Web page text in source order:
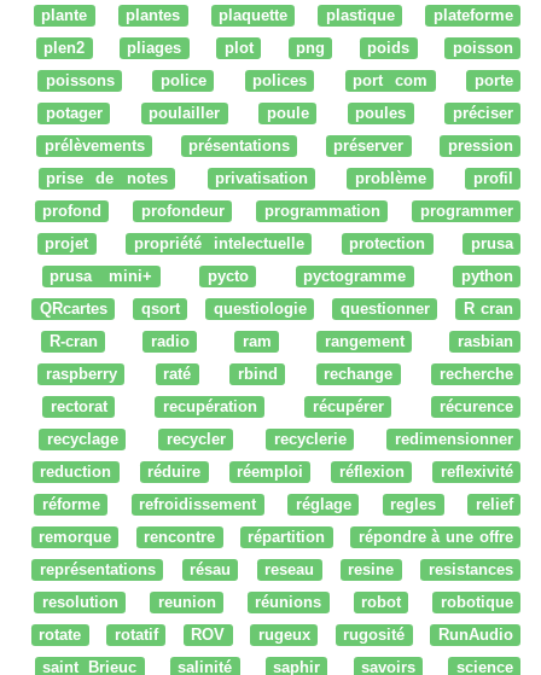
plante
plantes plaquette plastique
plateforme
plen2
pliages plot png poids
poisson
poissons
police polices port com
porte
potager
poulailler poule poules
préciser
prélèvements
présentations préserver
pression
prise de notes
privatisation problème
profil
profond
profondeur programmation
programmer
projet
propriété intelectuelle protection
prusa
prusa mini+
pycto pyctogramme
python
QRcartes
qsort questiologie questionner
R cran
R-cran
radio ram rangement
rasbian
raspberry
raté rbind rechange
recherche
rectorat
recupération récupérer
récurence
recyclage
recycler recyclerie
redimensionner
reduction
réduire réemploi réflexion
reflexivité
réforme
refroidissement réglage regles
relief
remorque
rencontre répartition
répondre à une offre
représentations
résau reseau resine
resistances
resolution
reunion réunions robot
robotique
rotate
rotatif ROV rugeux rugosité
RunAudio
saint Brieuc
salinité saphir savoirs
science